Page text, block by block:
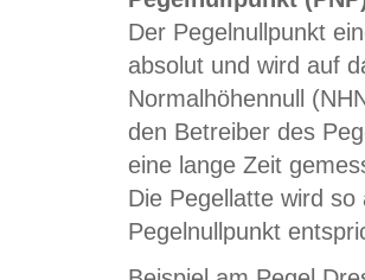
Der Pegelnullpunkt
absolut und wird auf
Normalhöhennull
den Betreiber des
eine lange Zeit
Die Pegellatte wird
Pegelnullpunkt